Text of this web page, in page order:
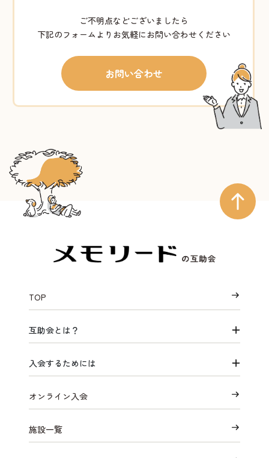
ご不明点などございましたら
下記のフォームよりお気軽にお問い合わせください
お問い合わせ
TOP
互助会とは？
入会するためには
オンライン入会
施設一覧